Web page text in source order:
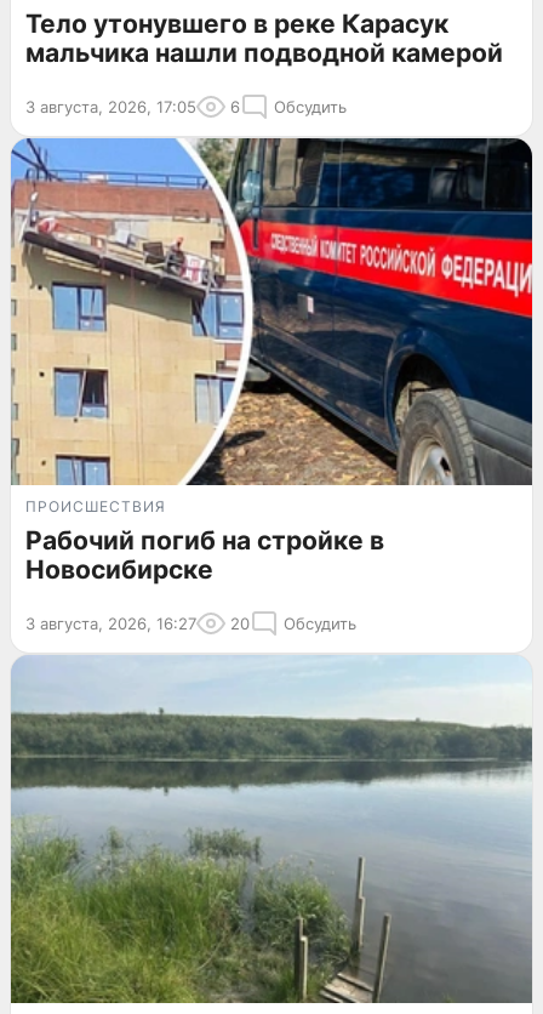
Тело утонувшего в реке Карасук
мальчика нашли подводной камерой
3 августа, 2026, 17:05 6 Обсудить
ПРОИСШЕСТВИЯ
Рабочий погиб на стройке в
Новосибирске
3 августа, 2026, 16:27 20 Обсудить